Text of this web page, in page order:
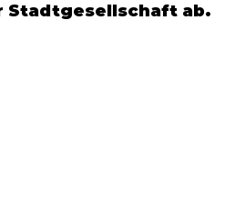
Stadtgesellschaft ab.